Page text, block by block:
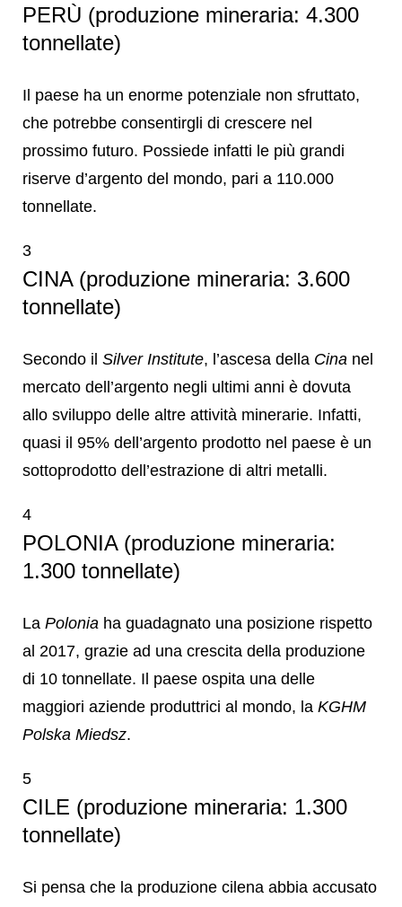
PERÙ (produzione mineraria: 4.300
tonnellate)
Il paese ha un enorme potenziale non sfruttato,
che potrebbe consentirgli di crescere nel
prossimo futuro. Possiede infatti le più grandi
riserve d’argento del mondo, pari a 110.000
tonnellate.
3
CINA (produzione mineraria: 3.600
tonnellate)
Secondo il Silver Institute, l’ascesa della Cina nel
mercato dell’argento negli ultimi anni è dovuta
allo sviluppo delle altre attività minerarie. Infatti,
quasi il 95% dell’argento prodotto nel paese è un
sottoprodotto dell’estrazione di altri metalli.
4
POLONIA (produzione mineraria:
1.300 tonnellate)
La Polonia ha guadagnato una posizione rispetto
al 2017, grazie ad una crescita della produzione
di 10 tonnellate. Il paese ospita una delle
maggiori aziende produttrici al mondo, la KGHM
Polska Miedsz.
5
CILE (produzione mineraria: 1.300
tonnellate)
Si pensa che la produzione cilena abbia accusato